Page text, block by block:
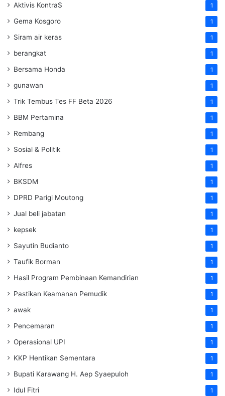
Aktivis KontraS 1
Gema Kosgoro 1
Siram air keras 1
berangkat 1
Bersama Honda 1
gunawan 1
Trik Tembus Tes FF Beta 2026 1
BBM Pertamina 1
Rembang 1
Sosial & Politik 1
Alfres 1
BKSDM 1
DPRD Parigi Moutong 1
Jual beli jabatan 1
kepsek 1
Sayutin Budianto 1
Taufik Borman 1
Hasil Program Pembinaan Kemandirian 1
Pastikan Keamanan Pemudik 1
awak 1
Pencemaran 1
Operasional UPI 1
KKP Hentikan Sementara 1
Bupati Karawang H. Aep Syaepuloh 1
Idul Fitri 1